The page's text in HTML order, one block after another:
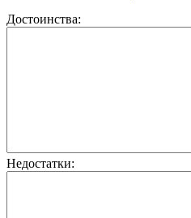
Достоинства:
Недостатки: